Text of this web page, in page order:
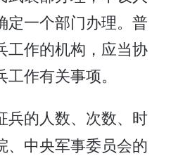
定一个部门办理。普
工作的机构，应当协
作有关事项。
的人数、次数、时
、中央军事委员会的